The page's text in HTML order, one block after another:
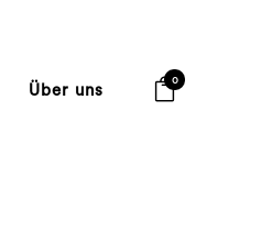
0
Über uns